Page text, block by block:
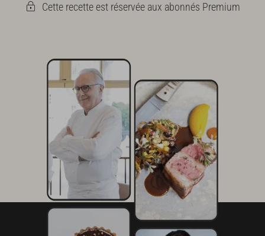
Cette recette est réservée aux abonnés Premium